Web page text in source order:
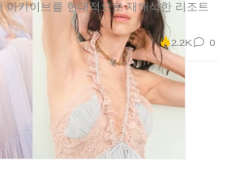
아카이브를 현대적으로 재해석한 리조트
2.2K 0